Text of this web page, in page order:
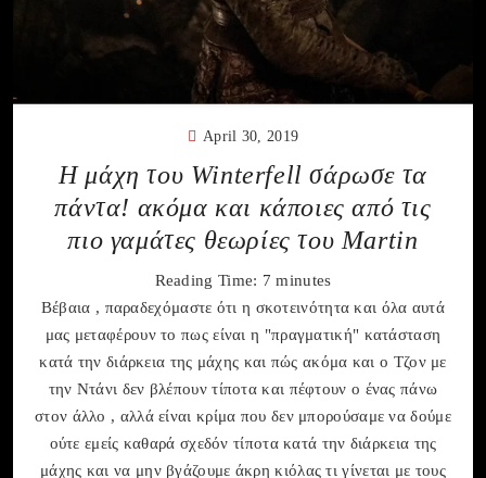
April 30, 2019
Η μάχη του Winterfell σάρωσε τα
πάντα! ακόμα και κάποιες από τις
πιο γαμάτες θεωρίες του Μartin
Reading Time: 7 minutes
Βέβαια , παραδεχόμαστε ότι η σκοτεινότητα και όλα αυτά
μας μεταφέρουν το πως είναι η "πραγματική" κατάσταση
κατά την διάρκεια της μάχης και πώς ακόμα και ο Τζον με
την Ντάνι δεν βλέπουν τίποτα και πέφτουν ο ένας πάνω
στον άλλο , αλλά είναι κρίμα που δεν μπορούσαμε να δούμε
ούτε εμείς καθαρά σχεδόν τίποτα κατά την διάρκεια της
μάχης και να μην βγάζουμε άκρη κιόλας τι γίνεται με τους